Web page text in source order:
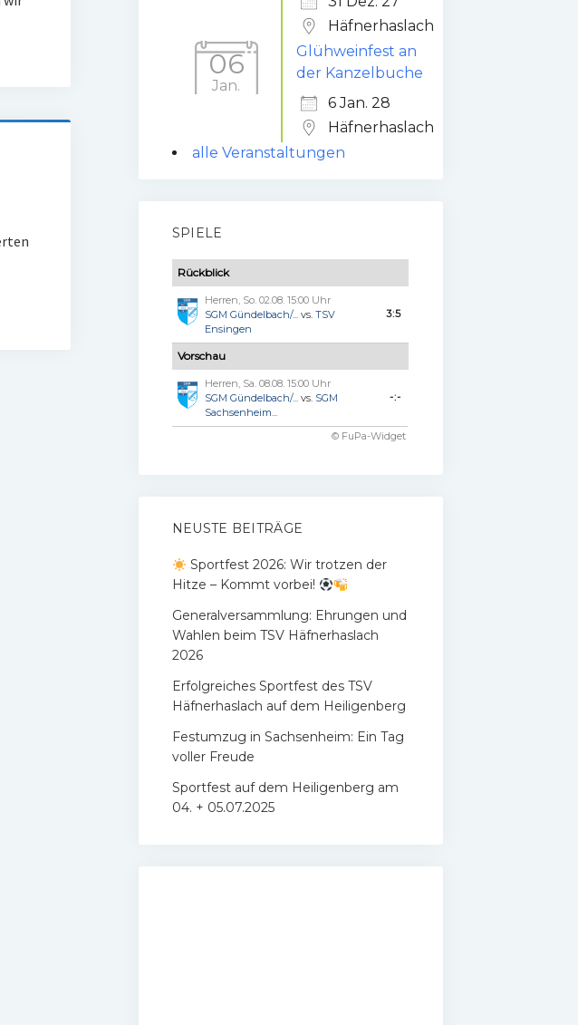
Häfnerhaslach
06
Jan.
Glühweinfest an
der Kanzelbuche
6 Jan. 28
Häfnerhaslach
alle Veranstaltungen
SPIELE
Rückblick
Herren, So. 02.08. 15:00 Uhr
SGM Gündelbach/...vs. TSV
Ensingen
3:5
Vorschau
Herren, Sa. 08.08. 15:00 Uhr
SGM Gündelbach/...vs. SGM
Sachsenheim...
-:-
© FuPa-Widget
NEUSTE BEITRÄGE
Sportfest 2026: Wir trotzen der
Hitze – Kommt vorbei!
Generalversammlung: Ehrungen und
Wahlen beim TSV Häfnerhaslach
2026
Erfolgreiches Sportfest des TSV
Häfnerhaslach auf dem Heiligenberg
Festumzug in Sachsenheim: Ein Tag
voller Freude
Sportfest auf dem Heiligenberg am
04. + 05.07.2025